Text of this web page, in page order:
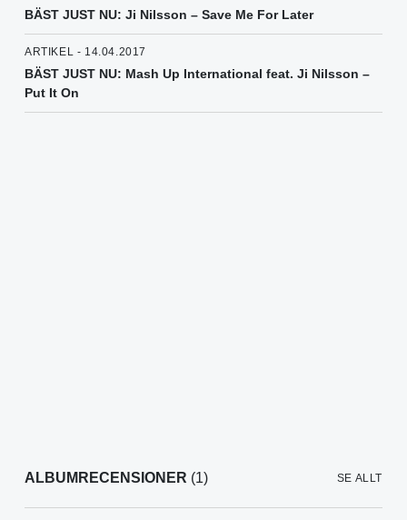
BÄST JUST NU: Ji Nilsson – Save Me For Later
ARTIKEL - 14.04.2017
BÄST JUST NU: Mash Up International feat. Ji Nilsson –
Put It On
ALBUMRECENSIONER (1) SE ALLT